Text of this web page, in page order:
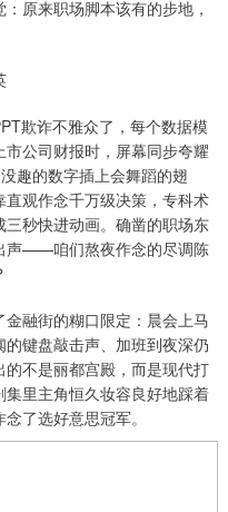
原来职场脚本该有的步地，
欺诈不雅众了，每个数据模
公司财报时，屏幕同步夸耀
趣的数字插上会舞蹈的翅
观作念千万级决策，专科术
秒快进动画。确凿的职场东
声——咱们熬夜作念的尽调陈
融街的糊口限定：晨会上马
键盘敲击声、加班到夜深仍
不是丽都宫殿，而是现代打
里主角恒久妆容良好地踩着
了选好意思冠军。